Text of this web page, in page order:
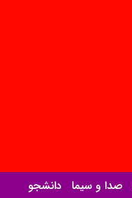
صدا و سیما دانشجو